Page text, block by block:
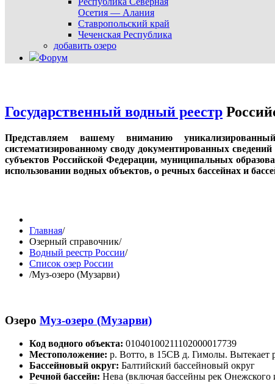
Осетия — Алания
Ставропольский край
Чеченская Республика
добавить озеро
Форум
Государственный водный реестр
Представляем вашему вниманию
систематизированному своду документированных
субъектов Российской Федерации, муниципальных
использовании водных объектов, о речных бассейнах и
Главная/
Озерный справочник/
Водный реестр России/
Список озер России
/Муз-озеро (Музарви)
Озеро Муз-озеро (Музарви)
Код водного объекта: 01040100211102000017739
Местоположение: р. Вотто, в 15СВ д. Гимолы. Вытекает
Бассейновый округ: Балтийский бассейновый округ
Речной бассейн: Нева (включая бассейны рек Онежского